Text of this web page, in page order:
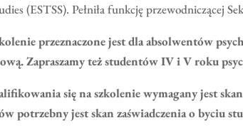
(ESTSS). Pełniła funkcję przewodniczącej
przeznaczone jest dlaabsolwentów
Zapraszamy też studentów IV i V roku
się na szkolenie wymagany jest
potrzebny jest skan zaświadczenia o byciu